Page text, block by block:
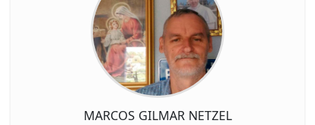
MARCOS GILMAR NETZEL